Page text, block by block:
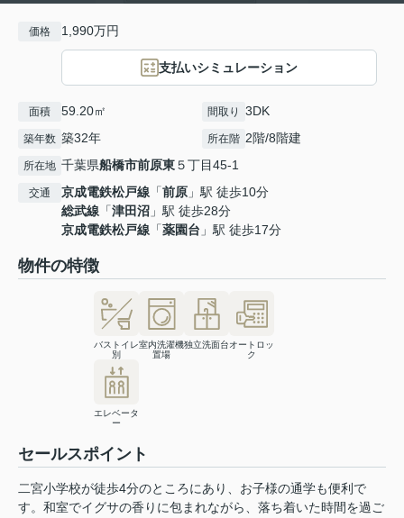
価格 1,990万円
支払いシミュレーション
面積 59.20㎡ 間取り 3DK
築年数 築32年 所在階 2階/8階建
所在地 千葉県船橋市前原東５丁目45-1
交通 京成電鉄松戸線 「前原 」駅 徒歩10分
総武線 「津田沼 」駅 徒歩28分
京成電鉄松戸線 「薬園台 」駅 徒歩17分
物件の特徴
バストイレ
別
室内洗濯機
置場
独立洗面台オートロッ
ク
エレベータ
ー
セールスポイント
二宮小学校が徒歩4分のところにあり、お子様の通学も便利で
す。和室でイグサの香りに包まれながら、落ち着いた時間を過ご